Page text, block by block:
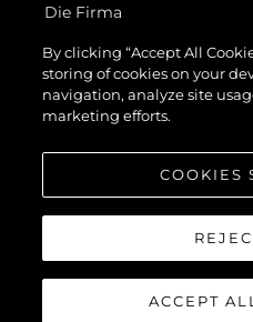
Die Firma
Das Team
Lifestyle
Geschichte
© 2026 Sunseeker London Group.Alle
By clicking “Accept All
storing of cookies on your
navigation, analyze site
marketing efforts.
COOKIES
ACCEPT